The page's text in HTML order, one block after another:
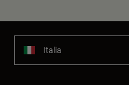
Italia